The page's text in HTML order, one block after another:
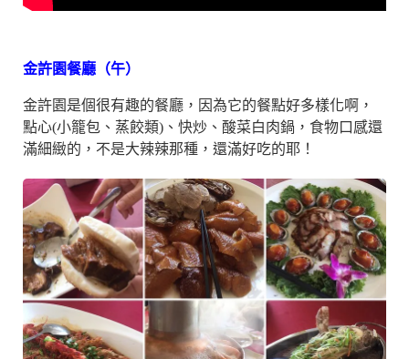
金許園餐廳（午）
金許園是個很有趣的餐廳，因為它的餐點好多樣化啊，
點心(小籠包、蒸餃類)、快炒、酸菜白肉鍋，食物口感還
滿細緻的，不是大辣辣那種，還滿好吃的耶！